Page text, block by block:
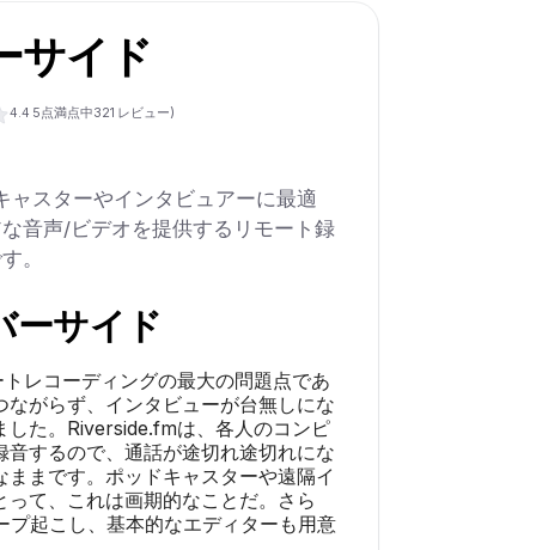
サイド
4.4 5点満点中321 レビュー)
ャスターやインタビュアーに最適
音声/ビデオを提供するリモート録
。
ーサイド
レコーディングの最大の問題点であ
ながらず、インタビューが台無しにな
した。Riverside.fmは、各人のコンピ
音するので、通話が途切れ途切れにな
まです。ポッドキャスターや遠隔イ
って、これは画期的なことだ。さら
プ起こし、基本的なエディターも用意